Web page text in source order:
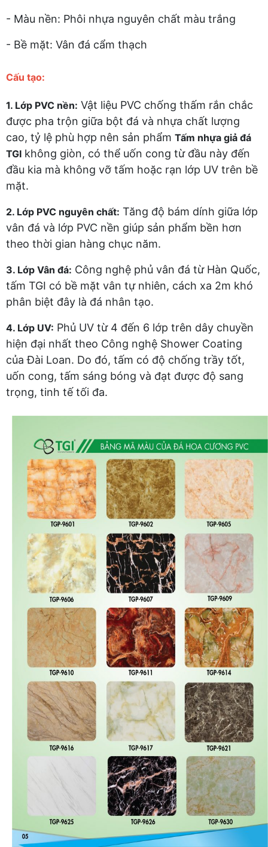
- Màu nền: Phôi nhựa nguyên chất màu trắng
- Bề mặt: Vân đá cẩm thạch
Cấu tạo:
1. Lớp PVC nền: Vật liệu PVC chống thấm rắn chắc
được pha trộn giữa bột đá và nhựa chất lượng
cao, tỷ lệ phù hợp nên sản phẩm Tấm nhựa giả đá
TGI không giòn, có thể uốn cong từ đầu này đến
đầu kia mà không vỡ tấm hoặc rạn lớp UV trên bề
mặt.
2. Lớp PVC nguyên chất: Tăng độ bám dính giữa lớp
vân đá và lớp PVC nền giúp sản phẩm bền hơn
theo thời gian hàng chục năm.
3. Lớp Vân đá: Công nghệ phủ vân đá từ Hàn Quốc,
tấm TGI có bề mặt vân tự nhiên, cách xa 2m khó
phân biệt đây là đá nhân tạo.
4. Lớp UV: Phủ UV từ 4 đến 6 lớp trên dây chuyền
hiện đại nhất theo Công nghệ Shower Coating
của Đài Loan. Do đó, tấm có độ chống trầy tốt,
uốn cong, tấm sáng bóng và đạt được độ sang
trọng, tinh tế tối đa.